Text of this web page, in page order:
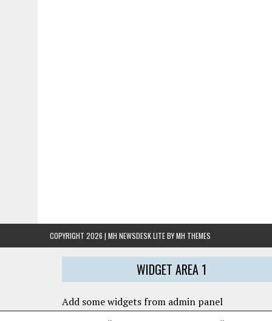
COPYRIGHT 2026 | MH NEWSDESK LITE BYMH THEMES
WIDGET AREA 1
Add some widgets from admin panel